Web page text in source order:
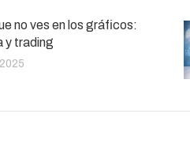
no ves en los gráficos:
y trading